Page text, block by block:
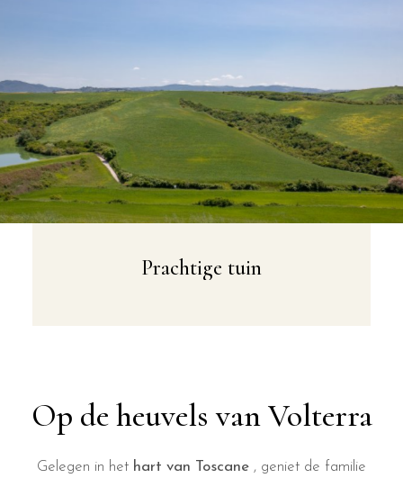
Prachtige tuin
Op de heuvels van Volterra
Gelegen in het hart van Toscane , geniet de familie